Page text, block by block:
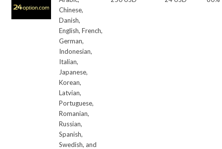
Chinese,
Danish,
English, French,
German,
Indonesian,
Italian,
Japanese,
Korean,
Latvian,
Portuguese,
Romanian,
Russian,
Spanish,
Swedish, and